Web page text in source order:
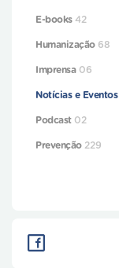
E-books 42
Humanização 68
Imprensa 06
Notícias e Eventos
Podcast 02
Prevenção 229